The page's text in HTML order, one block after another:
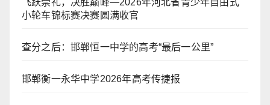
飞跃崇礼，决胜巅峰—2026年河北省青少年自由式
小轮车锦标赛决赛圆满收官
查分之后：邯郸恒一中学的高考“最后一公里”
邯郸衡一永华中学2026年高考传捷报